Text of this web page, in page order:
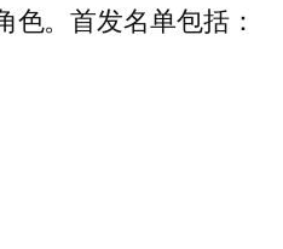
色。首发名单包括：